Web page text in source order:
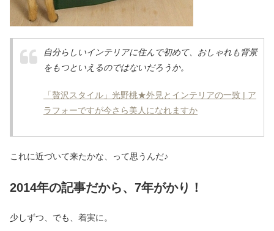
自分らしいインテリアに住んで初めて、おしゃれも背景
をもつといえるのではないだろうか。
「贅沢スタイル」光野桃★外見とインテリアの一致 | ア
ラフォーですが今さら美人になれますか
これに近づいて来たかな、って思うんだ♪
2014年の記事だから、7年がかり！
少しずつ、でも、着実に。